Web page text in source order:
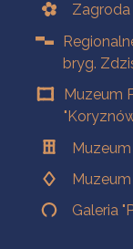
Zagroda
bryg.
Muzeum
Galeria